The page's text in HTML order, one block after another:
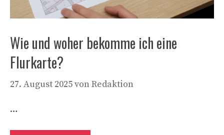
Wie und woher bekomme ich eine
Flurkarte?
27. August 2025vonRedaktion
…